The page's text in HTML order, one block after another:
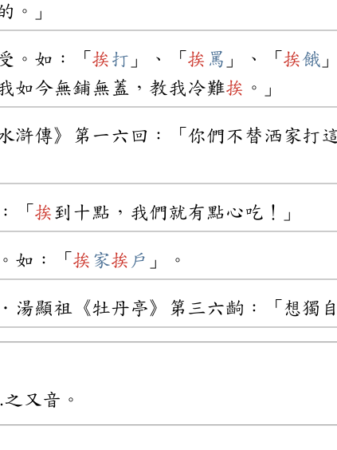
。」
。如：「 挨 打 」、「 挨 罵 」、「 挨餓
如今無鋪無蓋，教我冷難挨 。」
滸傳》第一六回：「你們不替洒家打
「 挨 到十點，我們就有點心吃！」
如：「 挨 家挨 戶 」。
湯顯祖《牡丹亭》第三六齣：「想獨
又音。